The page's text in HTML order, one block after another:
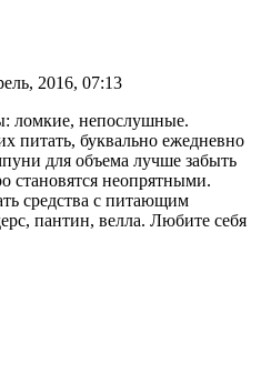
2016, 07:13
ломкие, непослушные.
питать, буквально ежедневно
для объема лучше забыть
неопрятными.
средства с питающим
пантин, велла. Любите себя